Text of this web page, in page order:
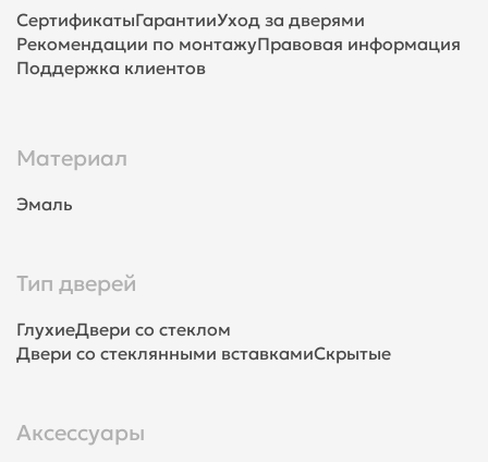
СертификатыГарантииУход за дверями
Рекомендации по монтажуПравовая информация
Поддержка клиентов
Материал
Эмаль
Тип дверей
ГлухиеДвери со стеклом
Двери со стеклянными вставкамиСкрытые
Аксессуары